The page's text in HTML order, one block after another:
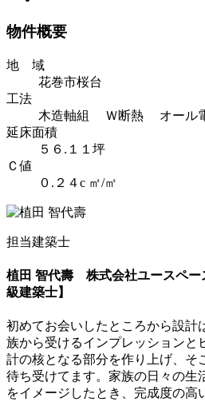
物件概要
地 域
花巻市桜台
工法
木造軸組 Ｗ断熱 オール
延床面積
５６.１１坪
Ｃ値
０.２４c ㎡/㎡
担当建築士
植田 智代壽 株式会社ユースペ
級建築士】
初めてお会いしたところから設計
族から受けるインプレッションと
計の核となる部分を作り上げ、そ
待ち受けてます。家族の日々の生
をイメージしたとき、完成度の高